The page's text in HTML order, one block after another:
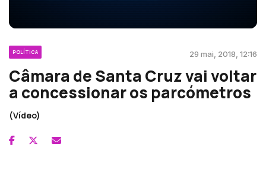
POLÍTICA 29 mai, 2018, 12:16
Câmara de Santa Cruz vai voltar
a concessionar os parcómetros
(Vídeo)